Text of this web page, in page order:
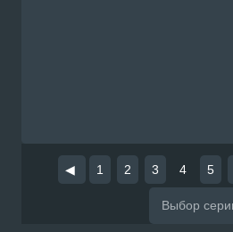
◀ 1 2 3 4 5